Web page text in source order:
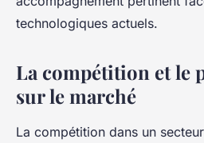
technologiques actuels.
La compétition et le
sur le marché
La compétition dans un